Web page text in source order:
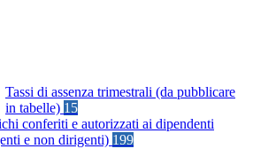
Tassi di assenza trimestrali (da pubblicare
in tabelle) 15
conferiti e autorizzati ai dipendenti
e non dirigenti) 199